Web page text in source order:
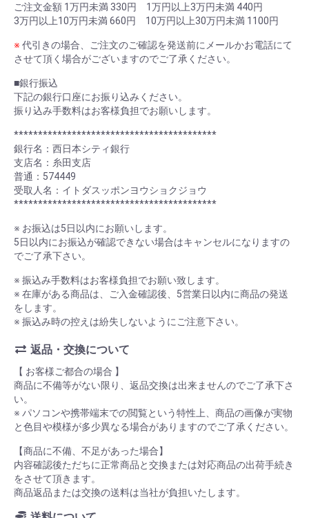
ご注文金額 1万円未満 330円 1万円以上3万円未満 440円
3万円以上10万円未満 660円 10万円以上30万円未満 1100円
※ 代引きの場合、ご注文のご確認を発送前にメールかお電話にて
させて頂く場合がございますのでご了承ください。
■銀行振込
下記の銀行口座にお振り込みください。
振り込み手数料はお客様負担でお願いします。
******************************************
銀行名：西日本シティ銀行
支店名：糸田支店
普通：574449
受取人名：イトダスッポンヨウショクジョウ
******************************************
※ お振込は5日以内にお願いします。
5日以内にお振込が確認できない場合はキャンセルになりますの
でご了承下さい。
※ 振込み手数料はお客様負担でお願い致します。
※ 在庫がある商品は、ご入金確認後、5営業日以内に商品の発送
をします。
※ 振込み時の控えは紛失しないようにご注意下さい。
返品・交換について
【 お客様ご都合の場合 】
商品に不備等がない限り、返品交換は出来ませんのでご了承下さ
い。
※ パソコンや携帯端末での閲覧という特性上、商品の画像が実物
と色目や模様が多少異なる場合がありますのでご了承ください。
【商品に不備、不足があった場合】
内容確認後ただちに正常商品と交換または対応商品の出荷手続き
をさせて頂きます。
商品返品または交換の送料は当社が負担いたします。